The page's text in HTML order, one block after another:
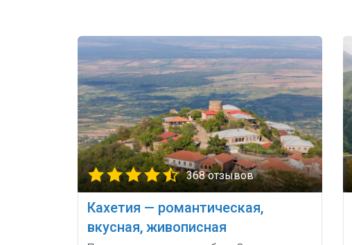
368 отзывов
Кахетия — романтическая,
вкусная, живописная